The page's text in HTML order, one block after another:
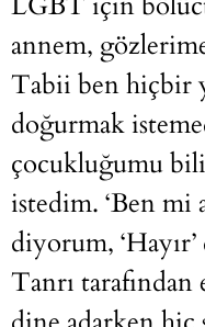
annem,
Tabii ben hiçbir
doğurmak
çocukluğumu
istedim. ‘Ben mi
diyorum,
Tanrı